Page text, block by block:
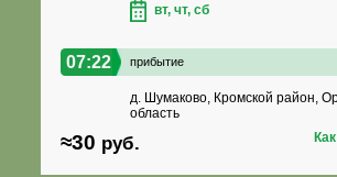
вт, чт, сб
07:22 прибытие
д. Шумаково, Кромской район,
область
≈30 руб.